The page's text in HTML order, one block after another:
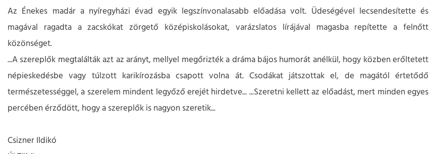
Az Énekes madár a nyíregyházi évad egyik legszínvonalasabb előadása volt. Üdeségével lecsendesítette és
magával ragadta a zacskókat zörgető középiskolásokat, varázslatos lírájával magasba repítette a felnőtt
közönséget.
...A szereplők megtalálták azt az arányt, mellyel megőrizték a dráma bájos humorát anélkül, hogy közben erőltetett
népieskedésbe vagy túlzott karikírozásba csapott volna át. Csodákat játszottak el, de magától értetődő
természetességgel, a szerelem mindent legyőző erejét hirdetve... ...Szeretni kellett az előadást, mert minden egyes
percében érződött, hogy a szereplők is nagyon szeretik...
Csizner Ildikó